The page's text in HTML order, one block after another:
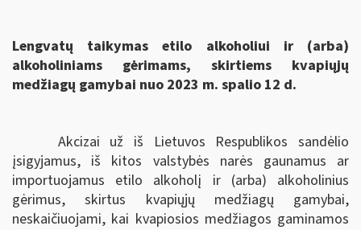
Lengvatų taikymas etilo alkoholiui ir (arba)
alkoholiniams gėrimams, skirtiems kvapiųjų
medžiagų gamybai nuo 2023 m. spalio 12 d.
Akcizai už iš Lietuvos Respublikos sandėlio
įsigyjamus, iš kitos valstybės narės gaunamus ar
importuojamus etilo alkoholį ir (arba) alkoholinius
gėrimus, skirtus kvapiųjų medžiagų gamybai,
neskaičiuojami, kai kvapiosios medžiagos gaminamos